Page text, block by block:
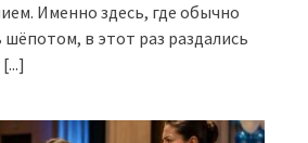
Именно здесь, где обычно
в этот раз раздались
[...]